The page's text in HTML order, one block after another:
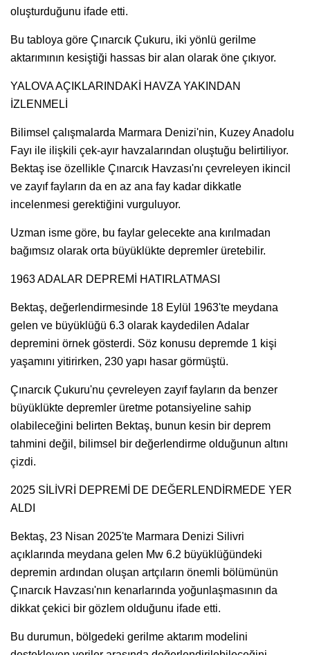
oluşturduğunu ifade etti.
Bu tabloya göre Çınarcık Çukuru, iki yönlü gerilme
aktarımının kesiştiği hassas bir alan olarak öne çıkıyor.
YALOVA AÇIKLARINDAKİ HAVZA YAKINDAN
İZLENMELİ
Bilimsel çalışmalarda Marmara Denizi'nin, Kuzey Anadolu
Fayı ile ilişkili çek-ayır havzalarından oluştuğu belirtiliyor.
Bektaş ise özellikle Çınarcık Havzası'nı çevreleyen ikincil
ve zayıf fayların da en az ana fay kadar dikkatle
incelenmesi gerektiğini vurguluyor.
Uzman isme göre, bu faylar gelecekte ana kırılmadan
bağımsız olarak orta büyüklükte depremler üretebilir.
1963 ADALAR DEPREMİ HATIRLATMASI
Bektaş, değerlendirmesinde 18 Eylül 1963'te meydana
gelen ve büyüklüğü 6.3 olarak kaydedilen Adalar
depremini örnek gösterdi. Söz konusu depremde 1 kişi
yaşamını yitirirken, 230 yapı hasar görmüştü.
Çınarcık Çukuru'nu çevreleyen zayıf fayların da benzer
büyüklükte depremler üretme potansiyeline sahip
olabileceğini belirten Bektaş, bunun kesin bir deprem
tahmini değil, bilimsel bir değerlendirme olduğunun altını
çizdi.
2025 SİLİVRİ DEPREMİ DE DEĞERLENDİRMEDE YER
ALDI
Bektaş, 23 Nisan 2025'te Marmara Denizi Silivri
açıklarında meydana gelen Mw 6.2 büyüklüğündeki
depremin ardından oluşan artçıların önemli bölümünün
Çınarcık Havzası'nın kenarlarında yoğunlaşmasının da
dikkat çekici bir gözlem olduğunu ifade etti.
Bu durumun, bölgedeki gerilme aktarım modelini